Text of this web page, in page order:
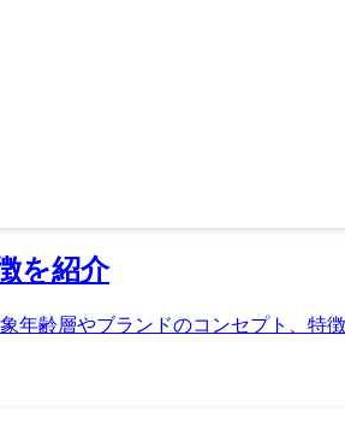
を紹介
年齢層やブランドのコンセプト、特